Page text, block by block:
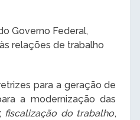
Governo Federal,
relações de trabalho
para a geração de
a modernização das
fiscalização do trabalho,